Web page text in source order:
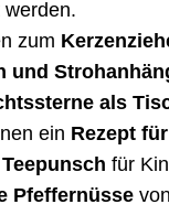
werden.
zum
und
als
ein Rezept für
für
Pfeffernüsse